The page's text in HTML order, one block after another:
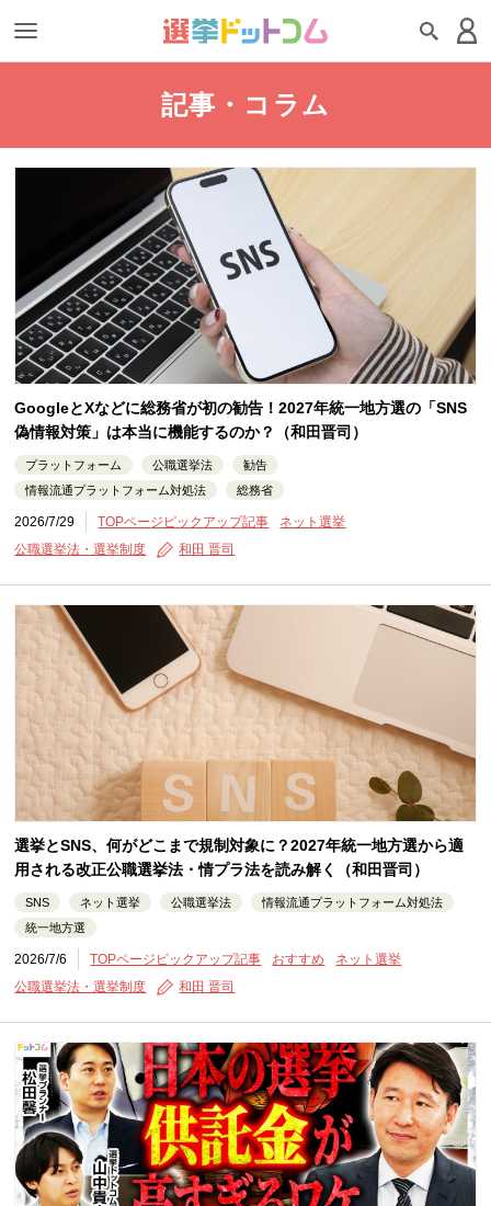
記事・コラム
GoogleとXなどに総務省が初の勧告！2027年統一地方選の「SNS
偽情報対策」は本当に機能するのか？（和田晋司）
プラットフォーム 公職選挙法
勧告
情報流通プラットフォーム対処法
総務省
2026/7/29 TOPページピックアップ記事
ネット選挙
公職選挙法・選挙制度
和田 晋司
選挙とSNS、何がどこまで規制対象に？2027年統一地方選から適
用される改正公職選挙法・情プラ法を読み解く（和田晋司）
SNS ネット選挙 公職選挙法
情報流通プラットフォーム対処法
統一地方選
2026/7/6 TOPページピックアップ記事 おすすめ
ネット選挙
公職選挙法・選挙制度
和田 晋司